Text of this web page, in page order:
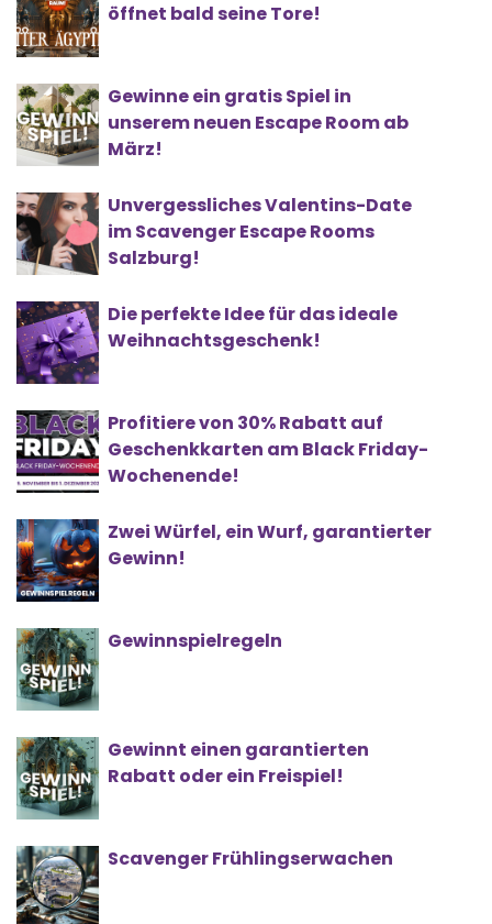
öffnet bald seine Tore!
Gewinne ein gratis Spiel in
unserem neuen Escape Room ab
März!
Unvergessliches Valentins-Date
im Scavenger Escape Rooms
Salzburg!
Die perfekte Idee für das ideale
Weihnachtsgeschenk!
Profitiere von 30% Rabatt auf
Geschenkkarten am Black Friday-
Wochenende!
Zwei Würfel, ein Wurf, garantierter
Gewinn!
Gewinnspielregeln
Gewinnt einen garantierten
Rabatt oder ein Freispiel!
Scavenger Frühlingserwachen